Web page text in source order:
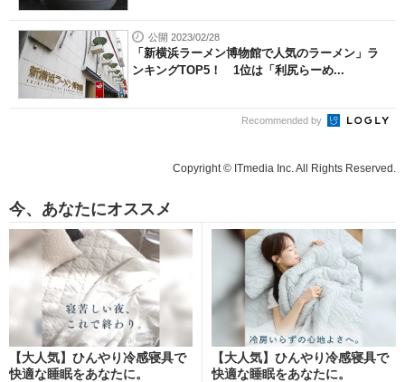
公開 2023/02/28
「新横浜ラーメン博物館で人気のラーメン」ラ
ンキングTOP5！ 1位は「利尻らーめ...
Recommended by
Copyright © ITmedia Inc. All Rights Reserved.
今、あなたにオススメ
【大人気】ひんやり冷感寝具で
快適な睡眠をあなたに。
【大人気】ひんやり冷感寝具で
快適な睡眠をあなたに。